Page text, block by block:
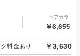
ヘアカラー
￥6,655～
料金あり ￥3,630